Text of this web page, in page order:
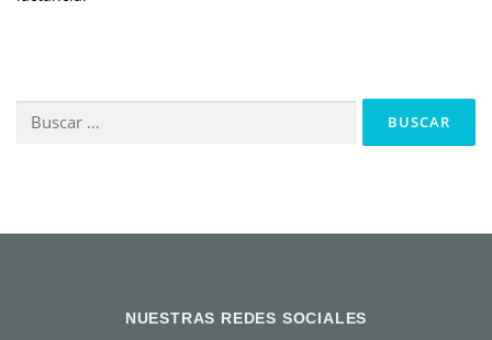
Buscar:
NUESTRAS REDES SOCIALES